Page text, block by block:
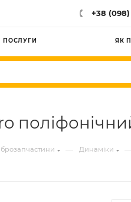
+38 (098)
ПОСЛУГИ ЯК
— Динаміки